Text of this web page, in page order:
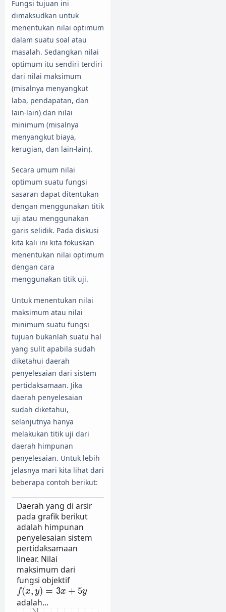
Fungsi tujuan ini
dimaksudkan untuk
menentukan nilai optimum
dalam suatu soal atau
masalah. Sedangkan nilai
optimum itu sendiri terdiri
dari nilai maksimum
(misalnya menyangkut
laba, pendapatan, dan
lain-lain) dan nilai
minimum (misalnya
menyangkut biaya,
kerugian, dan lain-lain).
Secara umum nilai
optimum suatu fungsi
sasaran dapat ditentukan
dengan menggunakan titik
uji atau menggunakan
garis selidik. Pada diskusi
kita kali ini kita fokuskan
menentukan nilai optimum
dengan cara
menggunakan titik uji.
Untuk menentukan nilai
maksimum atau nilai
minimum suatu fungsi
tujuan bukanlah suatu hal
yang sulit apabila sudah
diketahui daerah
penyelesaian dari sistem
pertidaksamaan. Jika
daerah penyelesaian
sudah diketahui,
selanjutnya hanya
melakukan titik uji dari
daerah himpunan
penyelesaian. Untuk lebih
jelasnya mari kita lihat dari
beberapa contoh berikut:
Daerah yang di arsir
pada grafik berikut
adalah himpunan
penyelesaian sistem
pertidaksamaan
linear. Nilai
maksimum dari
fungsi objektif
f(x, y) = 3x + 5y
f(x,y)=3x+5y
adalah...